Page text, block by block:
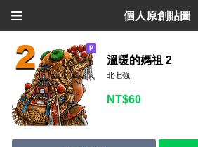
個人原創貼圖
溫暖的媽祖 2
北七強
NT$60